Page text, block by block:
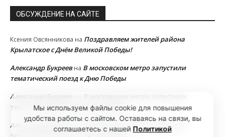
ОБСУЖДЕНИЕ НА САЙТЕ
Ксения Овсянникова на Поздравляем жителей района
Крылатское с Днём Великой Победы!
Александр Букреевна В московском метро запустили
тематический поезд к Дню Победы
Александр Букреев
В московском метро запустили
тематический поезд к Дню Победы
Александр Букреев
В московском метро запустили
Мы используем файлы cookie для повышения
удобства работы с сайтом. Оставаясь на связи, вы
соглашаетесь с нашей Политикой